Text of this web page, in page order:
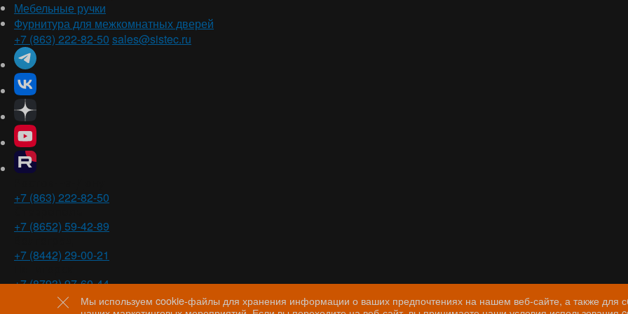
Мы используем cookie-файлы для хранения информации о ваших предпочтениях на нашем веб-сайте, а также для
Мебельные ручки
Фурнитура для межкомнатных дверей
+7 (863) 222-82-50 sales@sistec.ru
+7 (863) 222-82-50
+7 (8652) 59-42-89
+7 (8442) 29-00-21
+7 (8793) 97-60-44